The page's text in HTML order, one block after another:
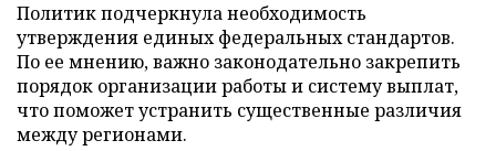
Политик подчеркнула необходимость
утверждения единых федеральных стандартов.
По ее мнению, важно законодательно закрепить
порядок организации работы и систему выплат,
что поможет устранить существенные различия
между регионами.